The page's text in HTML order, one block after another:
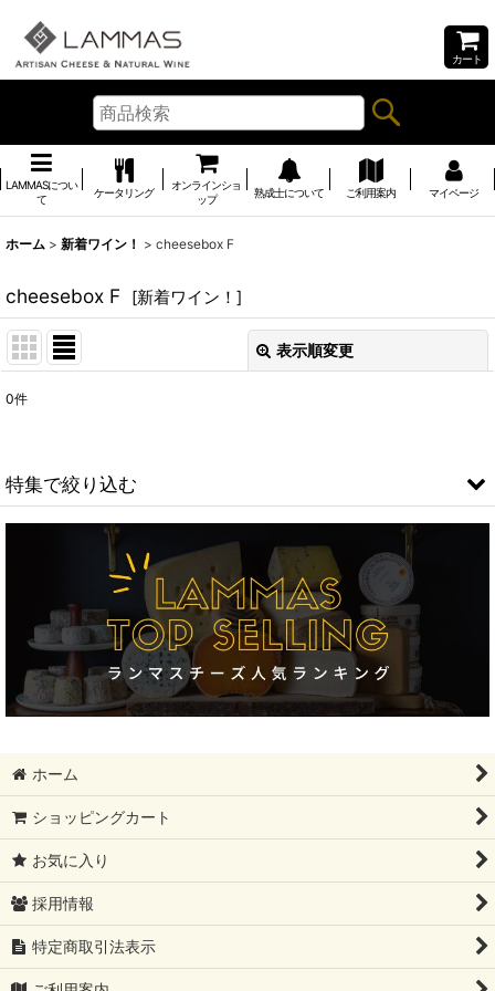
カート
LAMMASについ
て
ケータリング
オンラインショ
ップ
熟成士について ご利用案内 マイページ
ホーム > 新着ワイン！ > cheesebox F
cheesebox F [新着ワイン！ ]
表示順変更
並び順:
0件
特集で絞り込む
フィンランド大SALE!!!!
モンドール
12月31日まで
レストラン卸分SALE
父の日ギフト
コンテ祭り【10%OFF】
ブリートリュフ
ホーム
ショッピングカート
お気に入り
採用情報
特定商取引法表示